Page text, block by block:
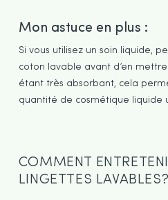
Mon astuce en plus :
Si vous utilisez un soin liquide,
coton lavable avant d’en
étant très absorbant, cela
quantité de cosmétique liquide
COMMENT
LINGETTES LAVABLES?